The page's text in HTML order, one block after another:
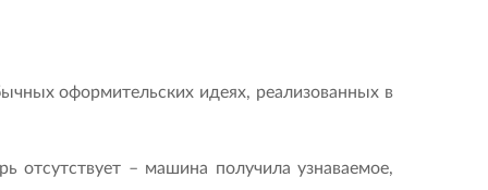
оформительских идеях, реализованных в
– машина получила узнаваемое,